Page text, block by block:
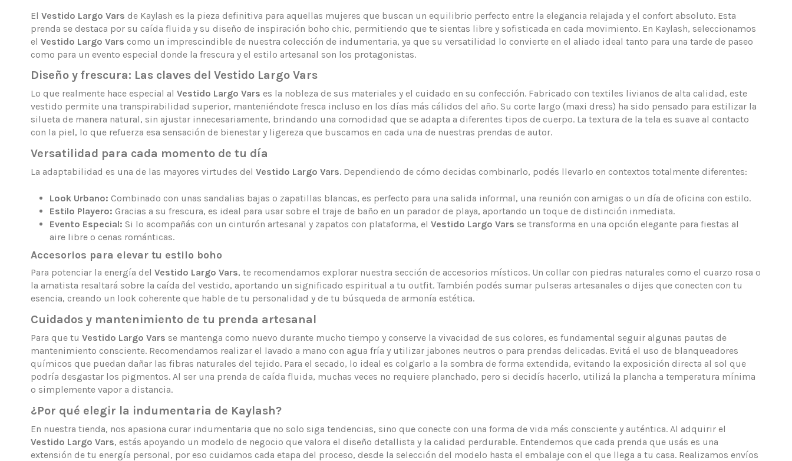
El Vestido Largo Vars de Kaylash es la pieza definitiva para aquellas mujeres que buscan un equilibrio perfecto entre la elegancia relajada y el confort absoluto. Esta
prenda se destaca por su caída fluida y su diseño de inspiración boho chic, permitiendo que te sientas libre y sofisticada en cada movimiento. En Kaylash, seleccionamos
el Vestido Largo Vars como un imprescindible de nuestra colección de indumentaria, ya que su versatilidad lo convierte en el aliado ideal tanto para una tarde de paseo
como para un evento especial donde la frescura y el estilo artesanal son los protagonistas.
Diseño y frescura: Las claves del Vestido Largo Vars
Lo que realmente hace especial al Vestido Largo Vars es la nobleza de sus materiales y el cuidado en su confección. Fabricado con textiles livianos de alta calidad, este
vestido permite una transpirabilidad superior, manteniéndote fresca incluso en los días más cálidos del año. Su corte largo (maxi dress) ha sido pensado para estilizar la
silueta de manera natural, sin ajustar innecesariamente, brindando una comodidad que se adapta a diferentes tipos de cuerpo. La textura de la tela es suave al contacto
con la piel, lo que refuerza esa sensación de bienestar y ligereza que buscamos en cada una de nuestras prendas de autor.
Versatilidad para cada momento de tu día
La adaptabilidad es una de las mayores virtudes del Vestido Largo Vars. Dependiendo de cómo decidas combinarlo, podés llevarlo en contextos totalmente diferentes:
Look Urbano: Combinado con unas sandalias bajas o zapatillas blancas, es perfecto para una salida informal, una reunión con amigas o un día de oficina con estilo.
Estilo Playero: Gracias a su frescura, es ideal para usar sobre el traje de baño en un parador de playa, aportando un toque de distinción inmediata.
Evento Especial: Si lo acompañás con un cinturón artesanal y zapatos con plataforma, el Vestido Largo Vars se transforma en una opción elegante para fiestas al
aire libre o cenas románticas.
Accesorios para elevar tu estilo boho
Para potenciar la energía del Vestido Largo Vars, te recomendamos explorar nuestra sección de accesorios místicos. Un collar con piedras naturales como el cuarzo rosa o
la amatista resaltará sobre la caída del vestido, aportando un significado espiritual a tu outfit. También podés sumar pulseras artesanales o dijes que conecten con tu
esencia, creando un look coherente que hable de tu personalidad y de tu búsqueda de armonía estética.
Cuidados y mantenimiento de tu prenda artesanal
Para que tu Vestido Largo Vars se mantenga como nuevo durante mucho tiempo y conserve la vivacidad de sus colores, es fundamental seguir algunas pautas de
mantenimiento consciente. Recomendamos realizar el lavado a mano con agua fría y utilizar jabones neutros o para prendas delicadas. Evitá el uso de blanqueadores
químicos que puedan dañar las fibras naturales del tejido. Para el secado, lo ideal es colgarlo a la sombra de forma extendida, evitando la exposición directa al sol que
podría desgastar los pigmentos. Al ser una prenda de caída fluida, muchas veces no requiere planchado, pero si decidís hacerlo, utilizá la plancha a temperatura mínima
o simplemente vapor a distancia.
¿Por qué elegir la indumentaria de Kaylash?
En nuestra tienda, nos apasiona curar indumentaria que no solo siga tendencias, sino que conecte con una forma de vida más consciente y auténtica. Al adquirir el
Vestido Largo Vars, estás apoyando un modelo de negocio que valora el diseño detallista y la calidad perdurable. Entendemos que cada prenda que usás es una
extensión de tu energía personal, por eso cuidamos cada etapa del proceso, desde la selección del modelo hasta el embalaje con el que llega a tu casa. Realizamos envíos